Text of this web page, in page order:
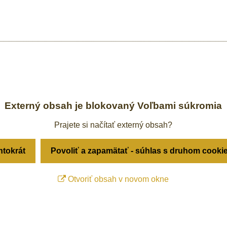
Externý obsah je blokovaný Voľbami súkromia
Prajete si načítať externý obsah?
Povoliť a zapamätať - súhlas s druhom
Otvoriť obsah v novom okne